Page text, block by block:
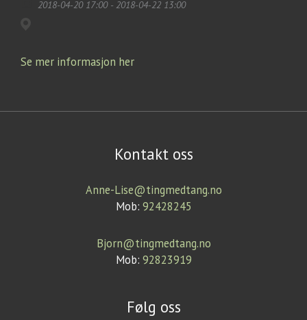
2018-04-20 17:00 - 2018-04-22 13:00
Se mer informasjon her
Kontakt oss
Anne-Lise@tingmedtang.no
Mob: 92428245
Bjorn@tingmedtang.no
Mob: 92823919
Følg oss